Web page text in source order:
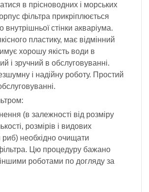
в прісноводних і морських
фільтра прикріплюється
внутрішньої стінки акваріума.
пластику, має відмінний
хорошу якість води в
і зручний в обслуговуванні.
і надійну роботу. Простий
(в залежності від розміру
розмірів і видових
риб) необхідно очищати
Цю процедуру бажано
роботами по догляду за